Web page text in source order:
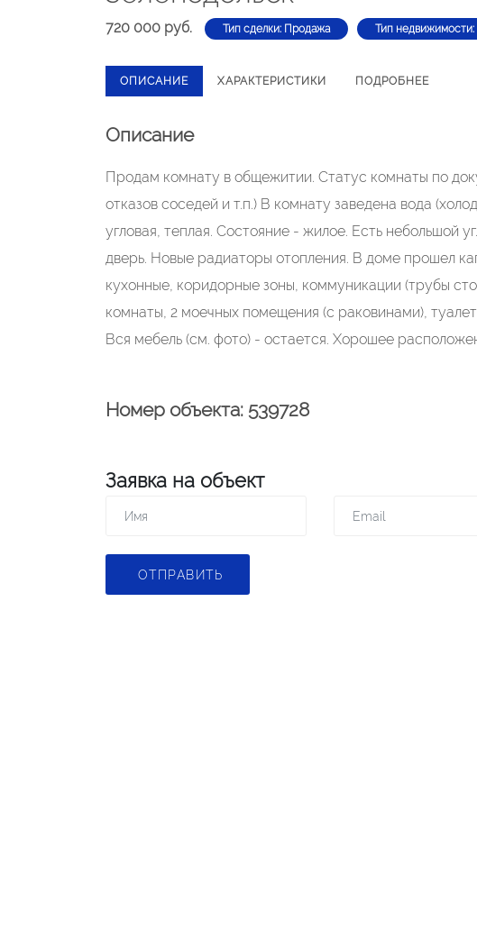
720 000 руб. Тип сделки: Продажа Тип
ОПИСАНИЕ ХАРАКТЕРИСТИКИ ПОДРОБНЕЕ
Описание
Продам комнату в общежитии. Статус комнаты по
отказов соседей и т.п.) В комнату заведена вода
угловая, теплая. Состояние - жилое. Есть небольшой
дверь. Новые радиаторы отопления. В доме прошел
кухонные, коридорные зоны, коммуникации (трубы
комнаты, 2 моечных помещения (с раковинами),
Вся мебель (см. фото) - остается. Хорошее
Номер объекта: 539728
Заявка на объект
ОТПРАВИТЬ